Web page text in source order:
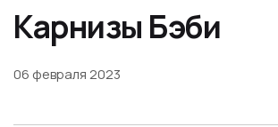
Карнизы Бэби
06 февраля 2023